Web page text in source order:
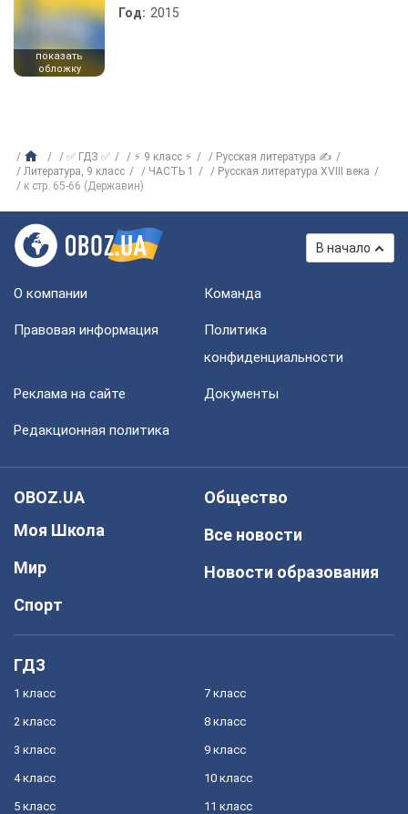
показать
обложку
Год: 2015
✅ ГДЗ ✅ ⚡ 9 класс ⚡
Русская литература ✍
Литература, 9 класс
ЧАСТЬ 1
Русская литература ХVІІІ века
к стр. 65-66 (Державин)
В начало
О компании Команда
Правовая информация
Политика
конфиденциальности
Реклама на сайте Документы
Редакционная политика
OBOZ.UA
Моя Школа
Мир
Спорт
Общество
Все новости
Новости образования
ГДЗ
1 класс
2 класс
3 класс
4 класс
5 класс
7 класс
8 класс
9 класс
10 класс
11 класс